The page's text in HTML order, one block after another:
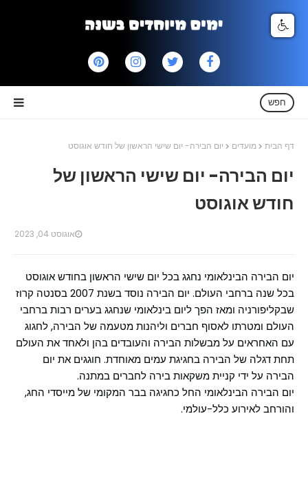
חפש
דף הבית מועדים יום הבירה- יום שישי הראשון של חודש אוגוסט
יום הבירה- יום שישי הראשון של
חודש אוגוסט
אוגוסט 04, 2023
יום הבירה הבינלאומי נחגג בכל יום שישי הראשון בחודש אוגוסט
בכל שנה ברחבי העולם. יום הבירה נוסד בשנת 2007 בסנטה קרוז
שבקליפורניה ומאז הפך ליום בינלאומי שנחגג בערים רבות ברחבי
העולם ומטרתו לאסוף חברים וליהנות מטעמה של הבירה, לחגוג
עם האחראים על מבשלות הבירה והעובדים בהן ולאחד את העולם
תחת דגלה של הבירה בחגיגת עמים מאוחדת. חוגגים את יום
הבירה על ידי קניית משקאות בירה לחברים במתנה.
יום הבירה הבינלאומי החל כחגיגה בבר המקומי של מייסדי החג,
והורחב לאירוע כלל-עולמי.